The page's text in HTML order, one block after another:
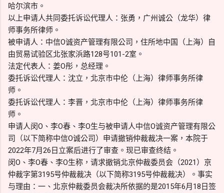
哈尔滨市。
以上申请人共同委托诉讼代理人：张勇，广州诚公（龙华）律
师事务所律师。
被申请人：中信O诚资产管理有限公司，住所地中国（上海）自
由贸易试验区北张家浜路128号101-2室。
法定代表人：姜O彤，总经理。
委托诉讼代理人：沈立，北京市中伦（上海）律师事务所律
师。
委托诉讼代理人：李晋，北京市中伦（上海）律师事务所律
师。
申请人闵O、李O春、李O生与被申请人中信O诚资产管理有限公
司（以下简称中信O诚公司）申请撤销仲裁裁决一案，本院于
2022年7月26日立案后进行了审查。现已审查终结。
闵O、李O春、李O生称，请求撤销北京仲裁委员会（2021）京
仲裁字第3195号仲裁裁决（以下简称3195号仲裁裁决）。事实
与理由：一、北京仲裁委员会裁决所依据的是2015年6月18日签